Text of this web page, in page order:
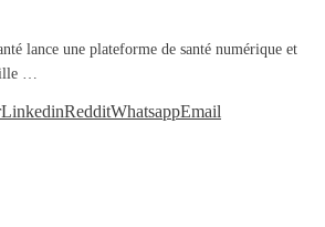
lance une plateforme de santé numérique et
…
LinkedinRedditWhatsappEmail